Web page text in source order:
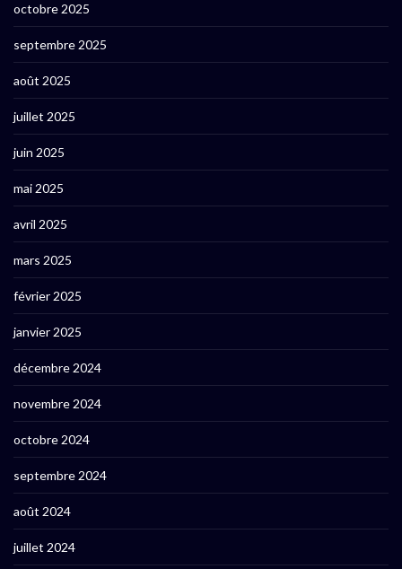
octobre 2025
septembre 2025
août 2025
juillet 2025
juin 2025
mai 2025
avril 2025
mars 2025
février 2025
janvier 2025
décembre 2024
novembre 2024
octobre 2024
septembre 2024
août 2024
juillet 2024